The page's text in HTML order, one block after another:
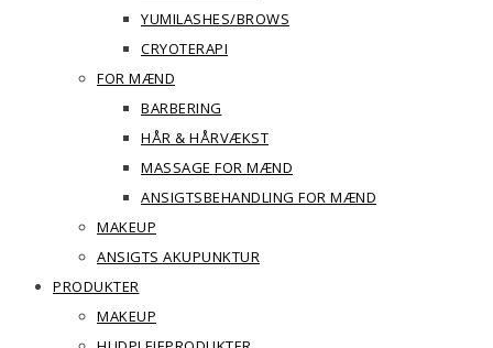
YUMILASHES/BROWS
CRYOTERAPI
FOR MÆND
BARBERING
HÅR & HÅRVÆKST
MASSAGE FOR MÆND
ANSIGTSBEHANDLING FOR MÆND
MAKEUP
ANSIGTS AKUPUNKTUR
PRODUKTER
MAKEUP